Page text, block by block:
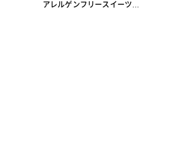
アレルゲンフリースイーツ工